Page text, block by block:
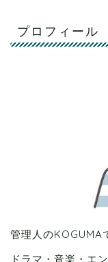
プロフィール
管理人のKOGUMA
ドラマ・音楽・エ